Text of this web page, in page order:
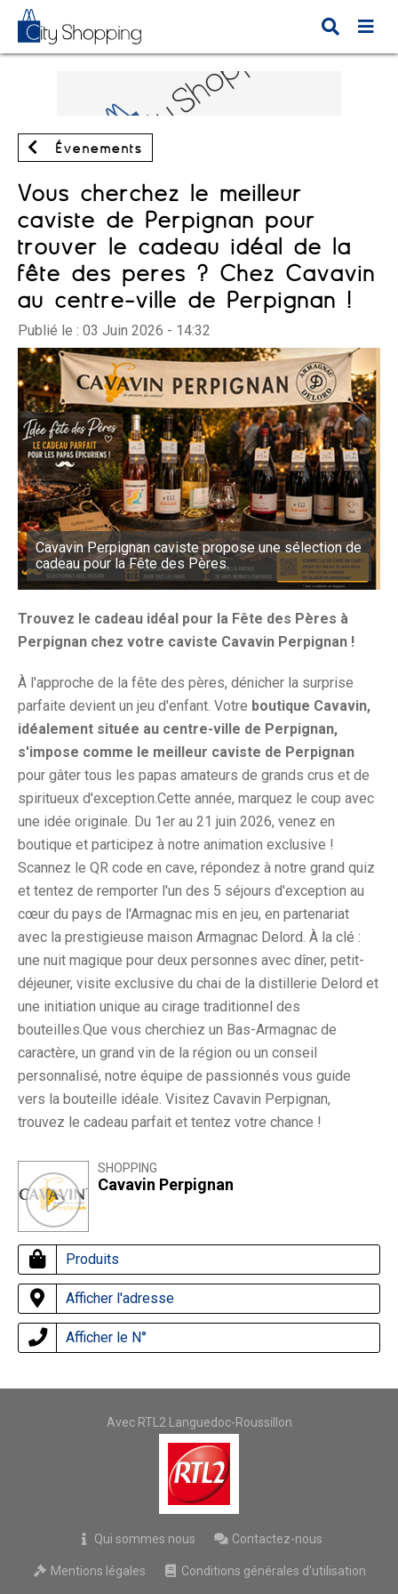
Évènements
Vous cherchez le meilleur
caviste de Perpignan pour
trouver le cadeau idéal de la
fête des pères ? Chez Cavavin
au centre-ville de Perpignan !
Publié le : 03 Juin 2026 - 14:32
Cavavin Perpignan caviste propose une sélection de
cadeau pour la Fête des Pères.
Trouvez le cadeau idéal pour la Fête des Pères à
Perpignan chez votre caviste Cavavin Perpignan !
À l'approche de la fête des pères, dénicher la surprise
parfaite devient un jeu d'enfant. Votre boutique Cavavin,
idéalement située au centre-ville de Perpignan,
s'impose comme le meilleur caviste de Perpignan
pour gâter tous les papas amateurs de grands crus et de
spiritueux d'exception.Cette année, marquez le coup avec
une idée originale. Du 1er au 21 juin 2026, venez en
boutique et participez à notre animation exclusive !
Scannez le QR code en cave, répondez à notre grand quiz
et tentez de remporter l'un des 5 séjours d'exception au
cœur du pays de l'Armagnac mis en jeu, en partenariat
avec la prestigieuse maison Armagnac Delord. À la clé :
une nuit magique pour deux personnes avec dîner, petit-
déjeuner, visite exclusive du chai de la distillerie Delord et
une initiation unique au cirage traditionnel des
bouteilles.Que vous cherchiez un Bas-Armagnac de
caractère, un grand vin de la région ou un conseil
personnalisé, notre équipe de passionnés vous guide
vers la bouteille idéale. Visitez Cavavin Perpignan,
trouvez le cadeau parfait et tentez votre chance !
SHOPPING
Cavavin Perpignan
Produits
Afficher l'adresse
Afficher le N°
Avec RTL2 Languedoc-Roussillon
Qui sommes nous Contactez-nous
Mentions légales Conditions générales d'utilisation